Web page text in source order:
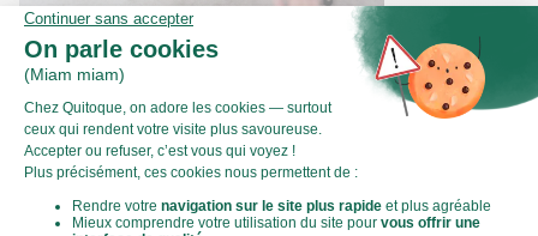
Comment émincer une échalote ?
Valeurs nutritionnelles
Par personne Pour 100g